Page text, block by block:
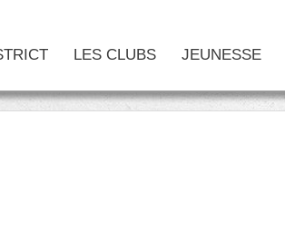
LES CLUBS JEUNESSE